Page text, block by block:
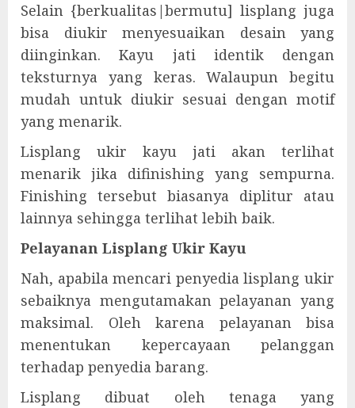
Selain {berkualitas|bermutu] lisplang juga
bisa diukir menyesuaikan desain yang
diinginkan. Kayu jati identik dengan
teksturnya yang keras. Walaupun begitu
mudah untuk diukir sesuai dengan motif
yang menarik.
Lisplang ukir kayu jati akan terlihat
menarik jika difinishing yang sempurna.
Finishing tersebut biasanya diplitur atau
lainnya sehingga terlihat lebih baik.
Pelayanan Lisplang Ukir Kayu
Nah, apabila mencari penyedia lisplang ukir
sebaiknya mengutamakan pelayanan yang
maksimal. Oleh karena pelayanan bisa
menentukan kepercayaan pelanggan
terhadap penyedia barang.
Lisplang dibuat oleh tenaga yang